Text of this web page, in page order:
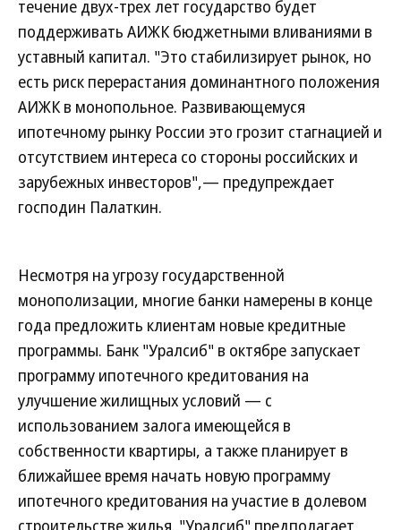
течение двух-трех лет государство будет
поддерживать АИЖК бюджетными вливаниями в
уставный капитал. "Это стабилизирует рынок, но
есть риск перерастания доминантного положения
АИЖК в монопольное. Развивающемуся
ипотечному рынку России это грозит стагнацией и
отсутствием интереса со стороны российских и
зарубежных инвесторов",— предупреждает
господин Палаткин.
Несмотря на угрозу государственной
монополизации, многие банки намерены в конце
года предложить клиентам новые кредитные
программы. Банк "Уралсиб" в октябре запускает
программу ипотечного кредитования на
улучшение жилищных условий — с
использованием залога имеющейся в
собственности квартиры, а также планирует в
ближайшее время начать новую программу
ипотечного кредитования на участие в долевом
строительстве жилья. "Уралсиб" предполагает